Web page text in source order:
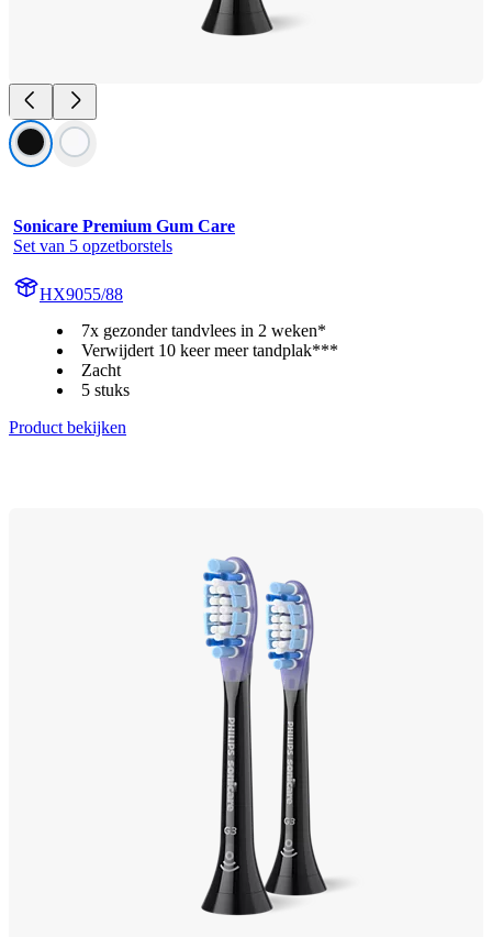
Sonicare Premium Gum Care
Set van 5 opzetborstels
HX9055/88
7x gezonder tandvlees in 2 weken*
Verwijdert 10 keer meer tandplak***
Zacht
5 stuks
Product bekijken